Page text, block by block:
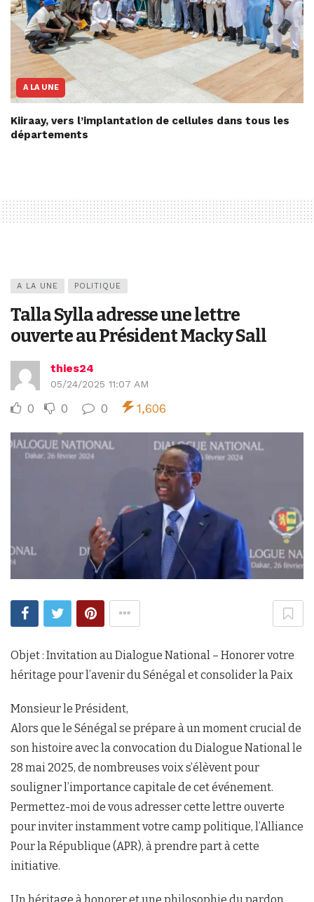
A LA UNE
Kiiraay, vers l’implantation de cellules dans tous les
départements
A LA UNE POLITIQUE
Talla Sylla adresse une lettre
ouverte au Président Macky Sall
thies24
05/24/2025 11:07 AM
0 0 0 1,606
Objet : Invitation au Dialogue National – Honorer votre
héritage pour l’avenir du Sénégal et consolider la Paix
Monsieur le Président,
Alors que le Sénégal se prépare à un moment crucial de
son histoire avec la convocation du Dialogue National le
28 mai 2025, de nombreuses voix s’élèvent pour
souligner l’importance capitale de cet événement.
Permettez-moi de vous adresser cette lettre ouverte
pour inviter instamment votre camp politique, l’Alliance
Pour la République (APR), à prendre part à cette
initiative.